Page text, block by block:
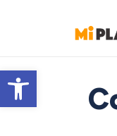
Abrir barra de herramientas